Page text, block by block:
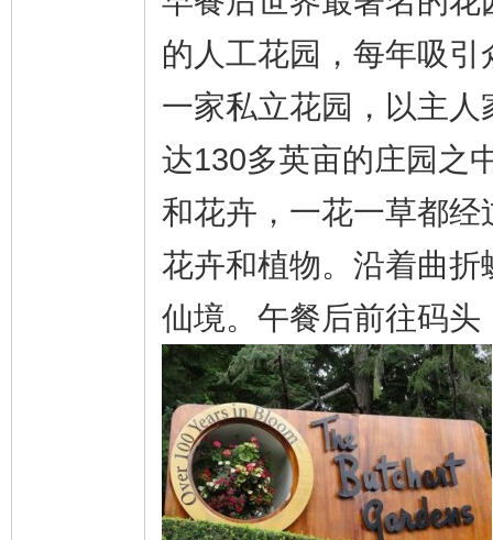
的人工花园，每年吸
一家私立花园，以主
达130多英亩的庄园之
和花卉，一花一草都
花卉和植物。沿着曲
仙境。午餐后前往码